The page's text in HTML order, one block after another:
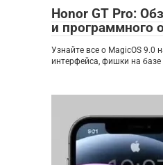
Honor GT Pro:
и программного
Узнайте все о MagicOS 9.0
интерфейса, фишки на базе